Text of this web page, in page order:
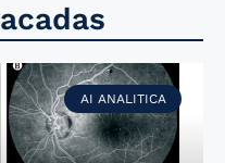
AI ANALITICA